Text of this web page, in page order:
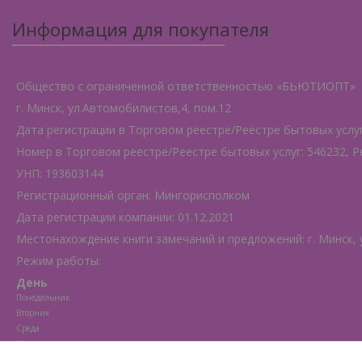
Информация для покупателя
Общество с ограниченной ответственностью «БЬЮТИОПТ»
г. Минск, ул.Автомобилистов,4, пом.12
Дата регистрации в Торговом реестре/Реестре бытовых
Номер в Торговом реестре/Реестре бытовых услуг: 546232,
УНП: 193603144
Регистрационный орган: Мингорисполком
Дата регистрации компании: 01.12.2021
Местонахождение книги замечаний и предложений: г.
Режим работы:
День
Понедельник
Вторник
Среда
Четверг